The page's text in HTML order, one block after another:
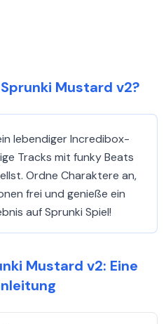
Mustard v2?
lebendiger Incredibox-
Tracks mit funky Beats
Ordne Charaktere an,
frei und genieße ein
auf Sprunki Spiel!
Mustard v2: Eine